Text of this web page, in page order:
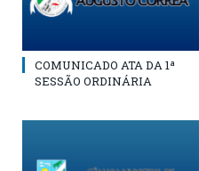
COMUNICADO ATA DA 1ª
SESSÃO ORDINÁRIA